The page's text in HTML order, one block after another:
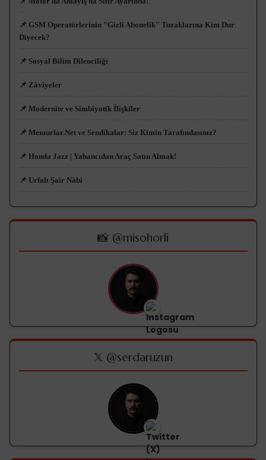
📌 GSM Operatörlerinin "Gizli Abonelik" Tuzaklarına Kim Dur
Diyecek?
📌 Sosyal Bilim Dilenciliği
📌 Zâviyeler
📌 Modernite ve Simbiyotik İlişkiler
📌 Memurlar.Net ve Sendikalar: Siz Kimin Tarafındasınız?
📌 Honda Jazz | Yabancıdan Araç Satın Almak!
📌 Urfalı Şair Nâbî
📸 @misohorli
𝕏 @serdaruzun